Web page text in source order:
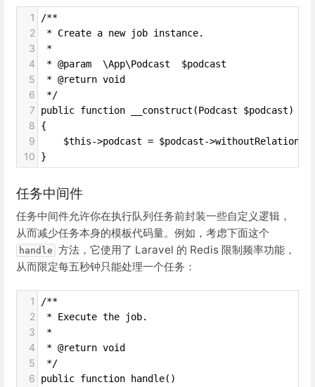
1 /**
2 * Create a new job instance.
3 *
4 * @param  \App\Podcast  $podcast
5 * @return void
6 */
7 public function __construct(Podcast $podcast)
8 {
9
$this->podcast = $podcast-
10 }
任务中间件
任务中间件允许你在执行队列任务前封装一些自定义逻辑，
从而减少任务本身的模板代码量。例如，考虑下面这个
handle 方法，它使用了 Laravel 的 Redis 限制频率功能，
从而限定每五秒钟只能处理一个任务：
1 /**
2 * Execute the job.
3 *
4 * @return void
5 */
6 public function handle()